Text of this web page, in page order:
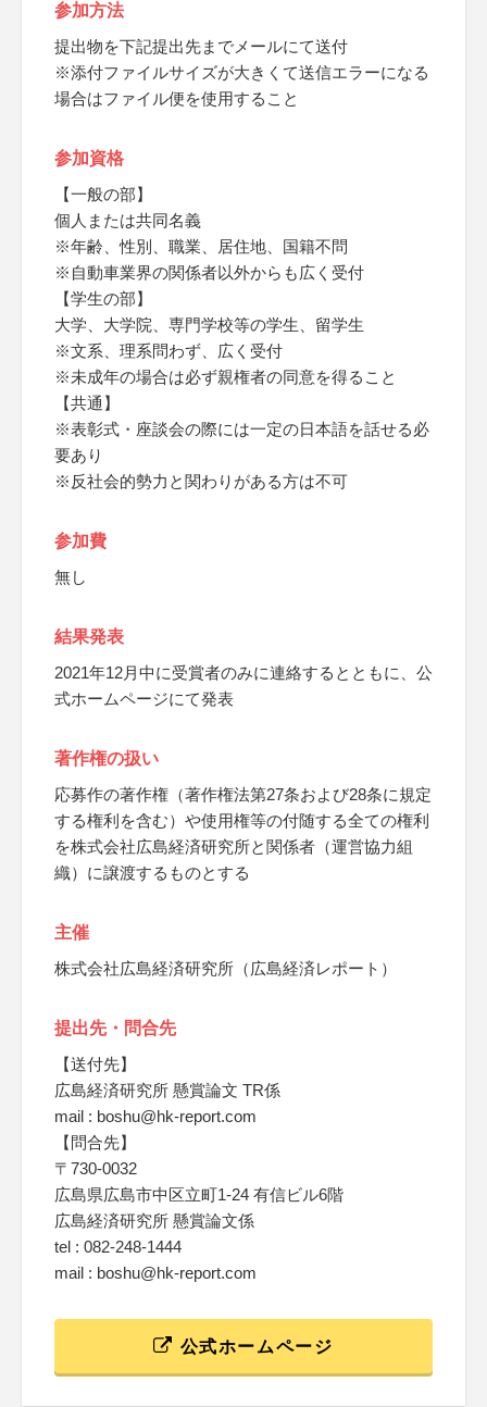
参加方法
提出物を下記提出先までメールにて送付
※添付ファイルサイズが大きくて送信エラーになる
場合はファイル便を使用すること
参加資格
【一般の部】
個人または共同名義
※年齢、性別、職業、居住地、国籍不問
※自動車業界の関係者以外からも広く受付
【学生の部】
大学、大学院、専門学校等の学生、留学生
※文系、理系問わず、広く受付
※未成年の場合は必ず親権者の同意を得ること
【共通】
※表彰式・座談会の際には一定の日本語を話せる必
要あり
※反社会的勢力と関わりがある方は不可
参加費
無し
結果発表
2021年12月中に受賞者のみに連絡するとともに、公
式ホームページにて発表
著作権の扱い
応募作の著作権（著作権法第27条および28条に規定
する権利を含む）や使用権等の付随する全ての権利
を株式会社広島経済研究所と関係者（運営協力組
織）に譲渡するものとする
主催
株式会社広島経済研究所（広島経済レポート）
提出先・問合先
【送付先】
広島経済研究所 懸賞論文 TR係
mail : boshu@hk-report.com
【問合先】
〒730-0032
広島県広島市中区立町1-24 有信ビル6階
広島経済研究所 懸賞論文係
tel : 082-248-1444
mail : boshu@hk-report.com
公式ホームページ